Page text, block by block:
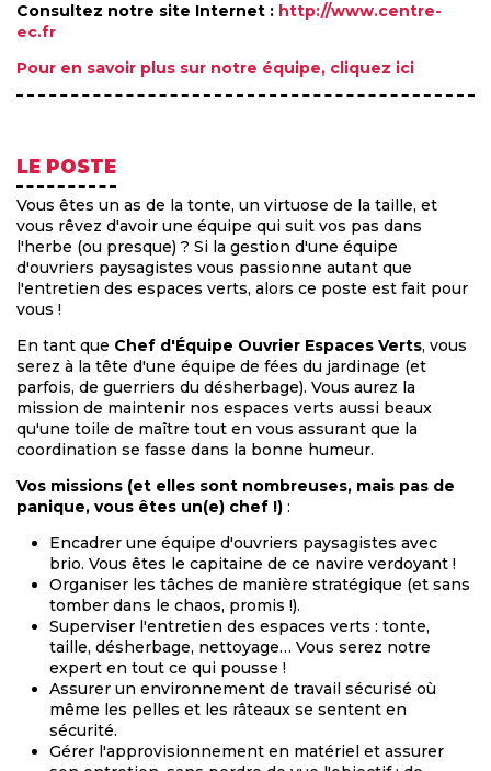
Consultez notre site Internet : http://www.centre-
ec.fr
Pour en savoir plus sur notre équipe, cliquez ici
LE POSTE
Vous êtes un as de la tonte, un virtuose de la taille, et
vous rêvez d'avoir une équipe qui suit vos pas dans
l'herbe (ou presque) ? Si la gestion d'une équipe
d'ouvriers paysagistes vous passionne autant que
l'entretien des espaces verts, alors ce poste est fait pour
vous !
En tant que Chef d'Équipe Ouvrier Espaces Verts, vous
serez à la tête d'une équipe de fées du jardinage (et
parfois, de guerriers du désherbage). Vous aurez la
mission de maintenir nos espaces verts aussi beaux
qu'une toile de maître tout en vous assurant que la
coordination se fasse dans la bonne humeur.
Vos missions (et elles sont nombreuses, mais pas de
panique, vous êtes un(e) chef !) :
Encadrer une équipe d'ouvriers paysagistes avec
brio. Vous êtes le capitaine de ce navire verdoyant !
Organiser les tâches de manière stratégique (et sans
tomber dans le chaos, promis !).
Superviser l'entretien des espaces verts : tonte,
taille, désherbage, nettoyage… Vous serez notre
expert en tout ce qui pousse !
Assurer un environnement de travail sécurisé où
même les pelles et les râteaux se sentent en
sécurité.
Gérer l'approvisionnement en matériel et assurer